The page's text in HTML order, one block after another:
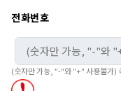
전화번호
(숫자만 가능, "-"와 "+" 사용불가)